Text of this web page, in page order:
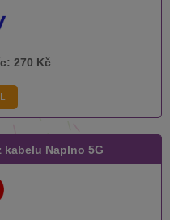
270 Kč
kabelu Naplno 5G